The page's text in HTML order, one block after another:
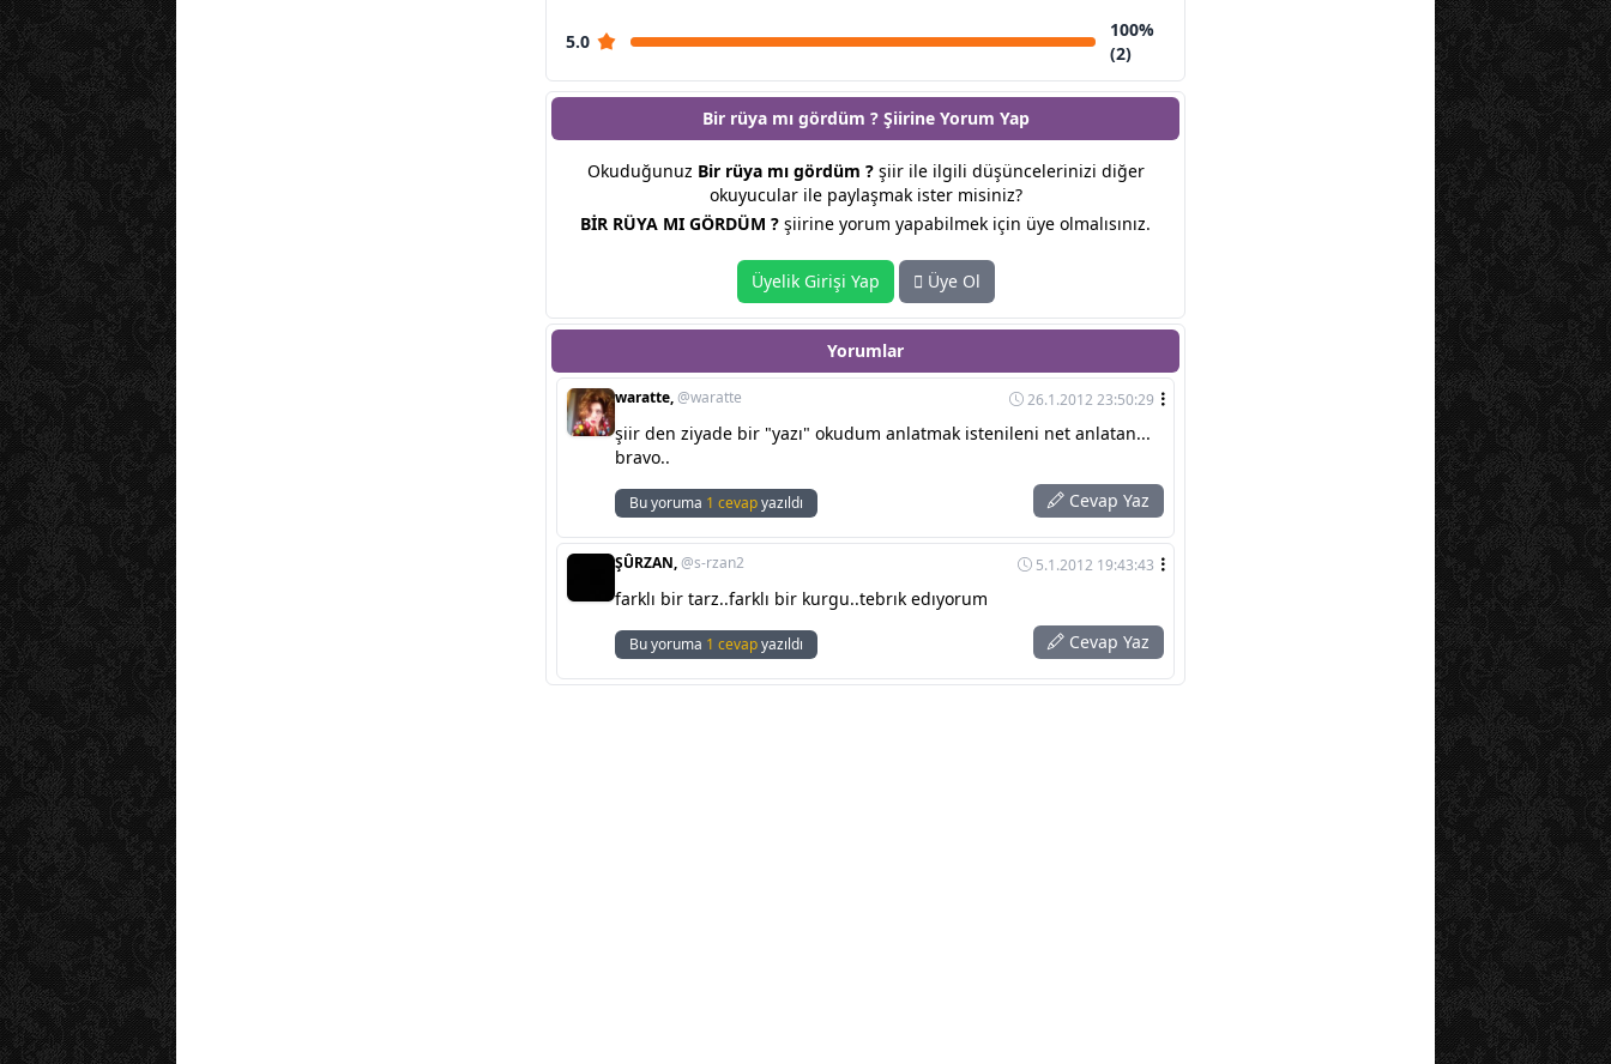
5.0
100%
(2)
Bir rüya mı gördüm ? Şiirine Yorum Yap
Okuduğunuz Bir rüya mı gördüm ?şiir ile ilgili düşüncelerinizi diğer
okuyucular ile paylaşmak ister misiniz?
BİR RÜYA MI GÖRDÜM ? şiirine yorum yapabilmek için üye olmalısınız.
Üyelik Girişi Yap Üye Ol
Yorumlar
waratte,@waratte 26.1.2012 23:50:29
şiir den ziyade bir "yazı" okudum anlatmak istenileni net anlatan...
bravo..
Bu yoruma 1 cevapyazıldı Cevap Yaz
ŞÛRZAN,@s-rzan2 5.1.2012 19:43:43
farklı bir tarz..farklı bir kurgu..tebrık edıyorum
Bu yoruma 1 cevapyazıldı Cevap Yaz